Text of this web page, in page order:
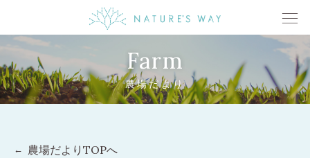
Farm
農場だより
農場だよりTOPへ